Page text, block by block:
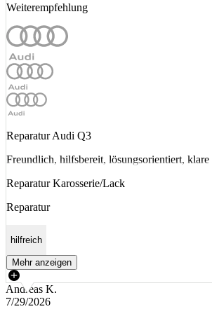
Weiterempfehlung
Reparatur Audi Q3
Freundlich, hilfsbereit, lösungsorientiert,
Reparatur Karosserie/Lack
Reparatur
hilfreich
Mehr anzeigen
Andreas K.
7/29/2026